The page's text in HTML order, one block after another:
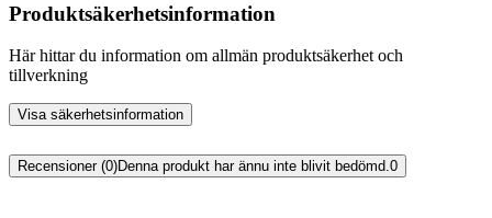
Produktsäkerhetsinformation
Här hittar du information om allmän produktsäkerhet och
tillverkning
Visa säkerhetsinformation
Recensioner (0)Denna produkt har ännu inte blivit bedömd.0